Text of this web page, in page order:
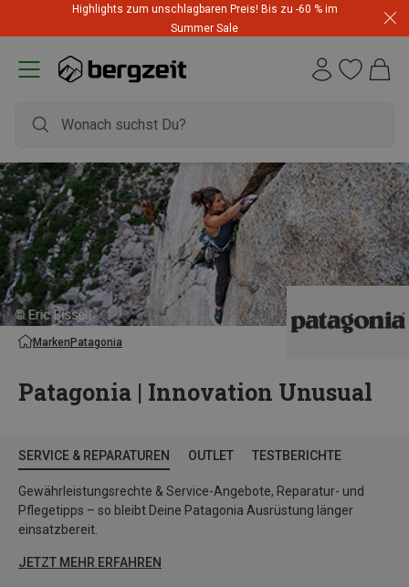
Highlights zum unschlagbaren Preis! Bis zu -60 % im
Summer Sale
MarkenPatagonia
Patagonia | Innovation Unusual
SERVICE & REPARATUREN OUTLET TESTBERICHTE
Gewährleistungsrechte & Service-Angebote, Reparatur- und
Pflegetipps – so bleibt Deine Patagonia Ausrüstung länger
einsatzbereit.
JETZT MEHR ERFAHREN